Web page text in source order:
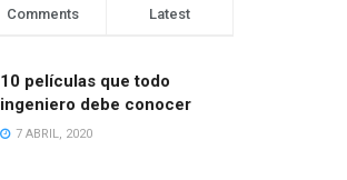
Comments Latest
10 películas que todo
ingeniero debe conocer
7 ABRIL, 2020